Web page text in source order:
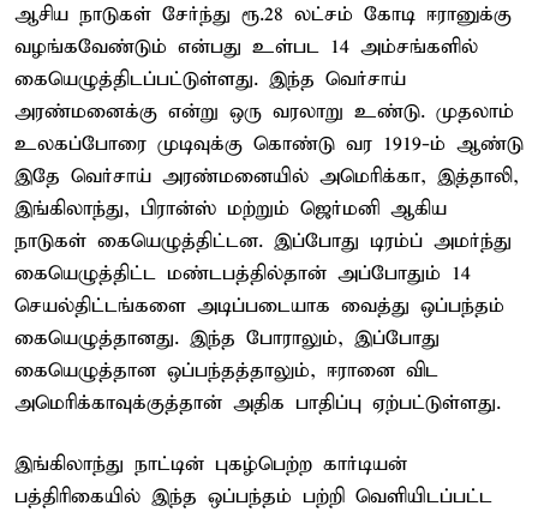
ஆசிய நாடுகள் சேர்ந்து ரூ.28 லட்சம் கோடி ஈரானுக்கு
வழங்கவேண்டும் என்பது உள்பட 14 அம்சங்களில்
கையெழுத்திடப்பட்டுள்ளது. இந்த வெர்சாய்
அரண்மனைக்கு என்று ஒரு வரலாறு உண்டு. முதலாம்
உலகப்போரை முடிவுக்கு கொண்டு வர 1919-ம் ஆண்டு
இதே வெர்சாய் அரண்மனையில் அமெரிக்கா, இத்தாலி,
இங்கிலாந்து, பிரான்ஸ் மற்றும் ஜெர்மனி ஆகிய
நாடுகள் கையெழுத்திட்டன. இப்போது டிரம்ப் அமர்ந்து
கையெழுத்திட்ட மண்டபத்தில்தான் அப்போதும் 14
செயல்திட்டங்களை அடிப்படையாக வைத்து ஒப்பந்தம்
கையெழுத்தானது. இந்த போராலும், இப்போது
கையெழுத்தான ஒப்பந்தத்தாலும், ஈரானை விட
அமெரிக்காவுக்குத்தான் அதிக பாதிப்பு ஏற்பட்டுள்ளது.
இங்கிலாந்து நாட்டின் புகழ்பெற்ற கார்டியன்
பத்திரிகையில் இந்த ஒப்பந்தம் பற்றி வெளியிடப்பட்ட